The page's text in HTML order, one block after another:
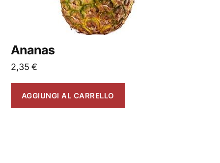
Ananas
2,35€
AGGIUNGI AL CARRELLO